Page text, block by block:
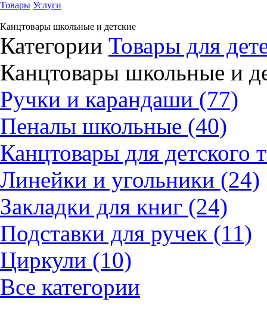
Товары Услуги
Канцтовары школьные и детские
Категории Товары для
Канцтовары школьные и
Ручки и карандаши (77)
Пеналы школьные (40)
Канцтовары для детского
Линейки и угольники (24)
Закладки для книг (24)
Подставки для ручек (11)
Циркули (10)
Все категории